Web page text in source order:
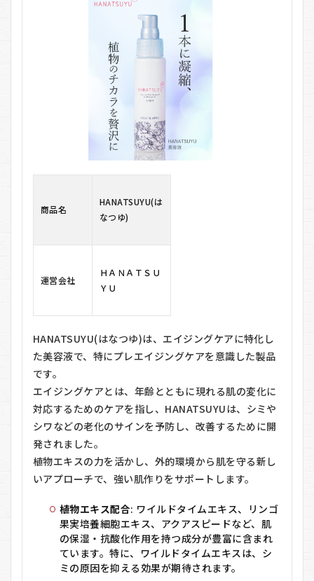
HANATSUYU(は
後、
に使
手に
全体
にや
さし
くな
じま
せる
5.4
元や
口元
には
丁寧
に
商品名
HANATSUYU(は
なつゆ)
運営会社
ＨＡＮＡＴＳＵ
ＹＵ
HANATSUYU(はなつゆ)は、エイジングケアに特化し
た美容液で、特にプレエイジングケアを意識した製品
です。
エイジングケアとは、年齢とともに現れる肌の変化に
対応するためのケアを指し、HANATSUYUは、シミや
シワなどの老化のサインを予防し、改善するために開
発されました。
植物エキスの力を活かし、外的環境から肌を守る新し
いアプローチで、強い肌作りをサポートします。
植物エキス配合: ワイルドタイムエキス、リンゴ
果実培養細胞エキス、アクアスピードなど、肌
の保湿・抗酸化作用を持つ成分が豊富に含まれ
ています。特に、ワイルドタイムエキスは、シ
ミの原因を抑える効果が期待されます。